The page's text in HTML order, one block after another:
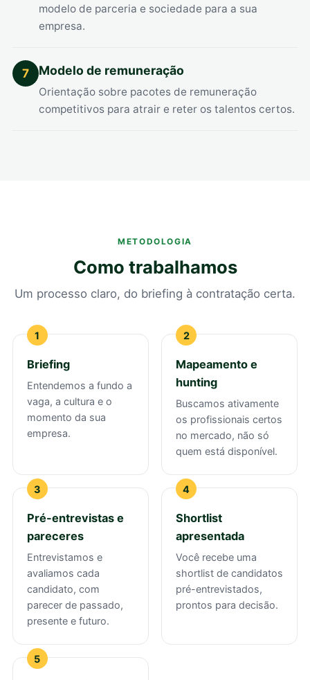
modelo de parceria e sociedade para a sua
empresa.
7 Modelo de remuneração
Orientação sobre pacotes de remuneração
competitivos para atrair e reter os talentos certos.
METODOLOGIA
Como trabalhamos
Um processo claro, do briefing à contratação certa.
Briefing
Entendemos a fundo a
vaga, a cultura e o
momento da sua
empresa.
Mapeamento e
hunting
Buscamos ativamente
os profissionais certos
no mercado, não só
quem está disponível.
Pré-entrevistas e
pareceres
Entrevistamos e
avaliamos cada
candidato, com
parecer de passado,
presente e futuro.
Shortlist
apresentada
Você recebe uma
shortlist de candidatos
pré-entrevistados,
prontos para decisão.